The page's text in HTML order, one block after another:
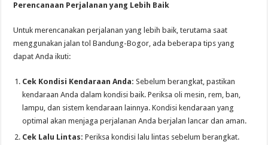
Perencanaan Perjalanan yang Lebih Baik
Untuk merencanakan perjalanan yang lebih baik, terutama saat
menggunakan jalan tol Bandung-Bogor, ada beberapa tips yang
dapat Anda ikuti:
Cek Kondisi Kendaraan Anda: Sebelum berangkat, pastikan
kendaraan Anda dalam kondisi baik. Periksa oli mesin, rem, ban,
lampu, dan sistem kendaraan lainnya. Kondisi kendaraan yang
optimal akan menjaga perjalanan Anda berjalan lancar dan aman.
Cek Lalu Lintas: Periksa kondisi lalu lintas sebelum berangkat.